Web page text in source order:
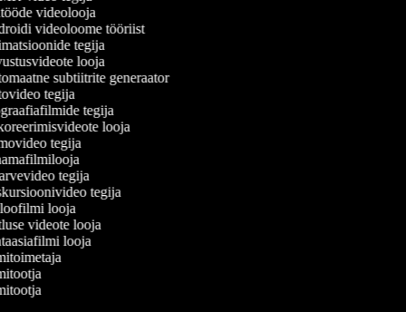
videolooja
videoloome tööriist
tegija
looja
subtiitrite generaator
tegija
tegija
looja
tegija
tegija
tegija
looja
videote looja
looja